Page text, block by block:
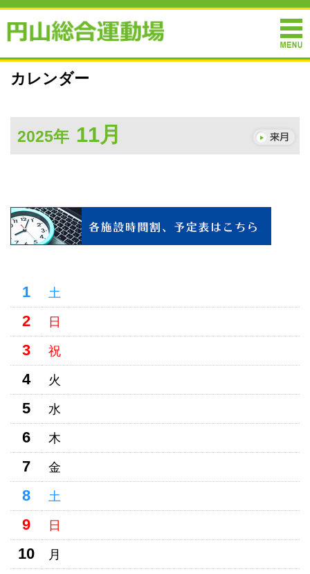
カレンダー
2025年 11月
1 土
2 日
3 祝
4 火
5 水
6 木
7 金
8 土
9 日
10 月